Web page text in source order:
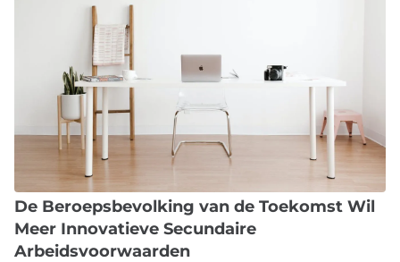
De Beroepsbevolking van de Toekomst Wil
Meer Innovatieve Secundaire
Arbeidsvoorwaarden